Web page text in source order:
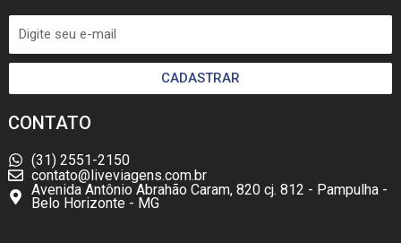
CADASTRAR
CONTATO
(31) 2551-2150
contato@liveviagens.com.br
Avenida Antônio Abrahão Caram, 820 cj. 812 - Pampulha -
Belo Horizonte - MG